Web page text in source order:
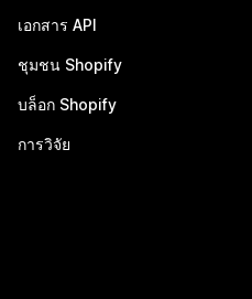
เอกสาร API
ชุมชน Shopify
บล็อก Shopify
การวิจัย